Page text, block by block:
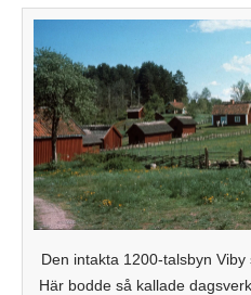
Den intakta 1200-talsbyn Viby
Här bodde så kallade